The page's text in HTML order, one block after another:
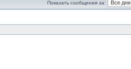
Показать сообщения за: